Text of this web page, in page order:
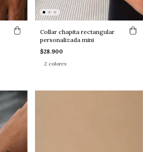
Collar chapita rectangular
personalizada mini
$28.900
2 colores